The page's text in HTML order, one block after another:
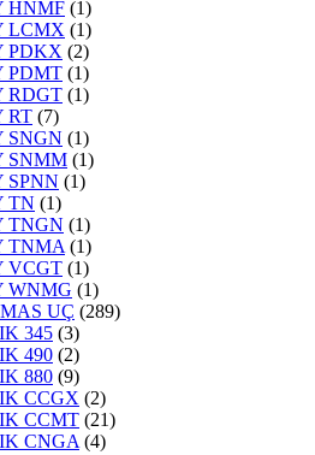
HNMF (1)
LCMX (1)
PDKX (2)
PDMT (1)
RDGT (1)
RT (7)
SNGN (1)
SNMM (1)
SPNN (1)
TN (1)
TNGN (1)
TNMA (1)
VCGT (1)
WNMG (1)
UÇ (289)
345 (3)
490 (2)
880 (9)
CCGX (2)
CCMT (21)
CNGA (4)